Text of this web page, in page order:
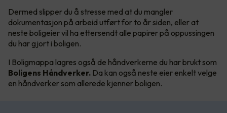
Dermed slipper du å stresse med at du mangler
dokumentasjon på arbeid utført for to år siden, eller at
neste boligeier vil ha ettersendt alle papirer på oppussingen
du har gjort i boligen.
I Boligmappa lagres også de håndverkerne du har brukt som
Boligens Håndverker. Da kan også neste eier enkelt velge
en håndverker som allerede kjenner boligen.